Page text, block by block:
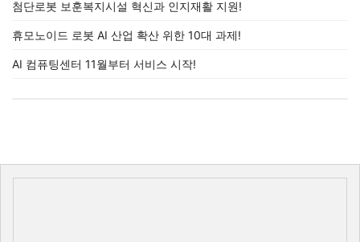
첨단로봇 보훈복지시설 혁신과 인지재활 지원!
휴모노이드 로봇 AI 산업 확산 위한 10대 과제!
AI 컴퓨팅센터 11월부터 서비스 시작!